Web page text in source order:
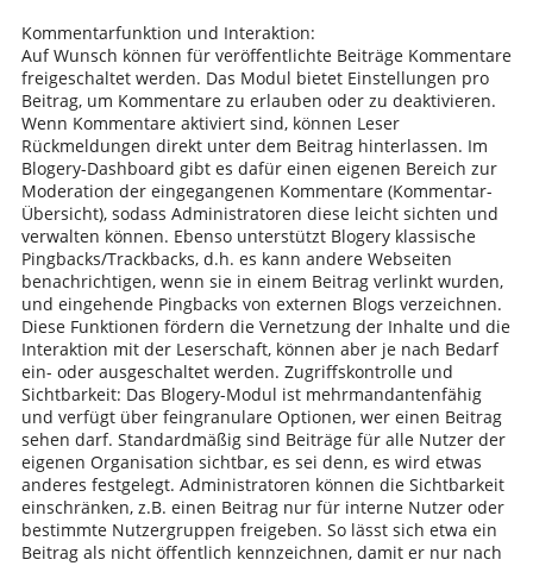
Kommentarfunktion und Interaktion:
Auf Wunsch können für veröffentlichte Beiträge Kommentare
freigeschaltet werden. Das Modul bietet Einstellungen pro
Beitrag, um Kommentare zu erlauben oder zu deaktivieren.
Wenn Kommentare aktiviert sind, können Leser
Rückmeldungen direkt unter dem Beitrag hinterlassen. Im
Blogery-Dashboard gibt es dafür einen eigenen Bereich zur
Moderation der eingegangenen Kommentare (Kommentar-
Übersicht), sodass Administratoren diese leicht sichten und
verwalten können. Ebenso unterstützt Blogery klassische
Pingbacks/Trackbacks, d.h. es kann andere Webseiten
benachrichtigen, wenn sie in einem Beitrag verlinkt wurden,
und eingehende Pingbacks von externen Blogs verzeichnen.
Diese Funktionen fördern die Vernetzung der Inhalte und die
Interaktion mit der Leserschaft, können aber je nach Bedarf
ein- oder ausgeschaltet werden. Zugriffskontrolle und
Sichtbarkeit: Das Blogery-Modul ist mehrmandantenfähig
und verfügt über feingranulare Optionen, wer einen Beitrag
sehen darf. Standardmäßig sind Beiträge für alle Nutzer der
eigenen Organisation sichtbar, es sei denn, es wird etwas
anderes festgelegt. Administratoren können die Sichtbarkeit
einschränken, z.B. einen Beitrag nur für interne Nutzer oder
bestimmte Nutzergruppen freigeben. So lässt sich etwa ein
Beitrag als nicht öffentlich kennzeichnen, damit er nur nach